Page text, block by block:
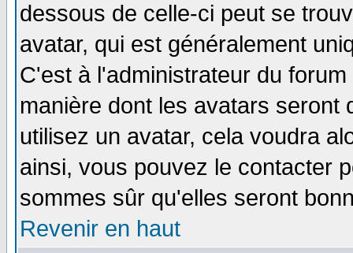
dessous de celle-ci peut se
avatar, qui est généralement
C'est à l'administrateur du
manière dont les avatars seront
utilisez un avatar, cela voudra
ainsi, vous pouvez le contacter
sommes sûr qu'elles seront
Revenir en haut